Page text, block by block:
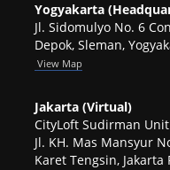
Yogyakarta
Jl. Sidomulyo No. 6
Depok, Sleman,
View Map
Jakarta (Virtual)
CityLoft Sudirman
Jl. KH. Mas Mansyur
Karet Tengsin, Jakarta